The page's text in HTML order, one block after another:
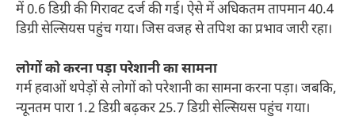
में 0.6 डिग्री की गिरावट दर्ज की गई। ऐसे में अधिकतम तापमान 40.4
डिग्री सेल्सियस पहुंच गया। जिस वजह से तपिश का प्रभाव जारी रहा।
लोगों को करना पड़ा परेशानी का सामना
गर्म हवाओं थपेड़ों से लोगों को परेशानी का सामना करना पड़ा। जबकि,
न्यूनतम पारा 1.2 डिग्री बढ़कर 25.7 डिग्री सेल्सियस पहुंच गया।